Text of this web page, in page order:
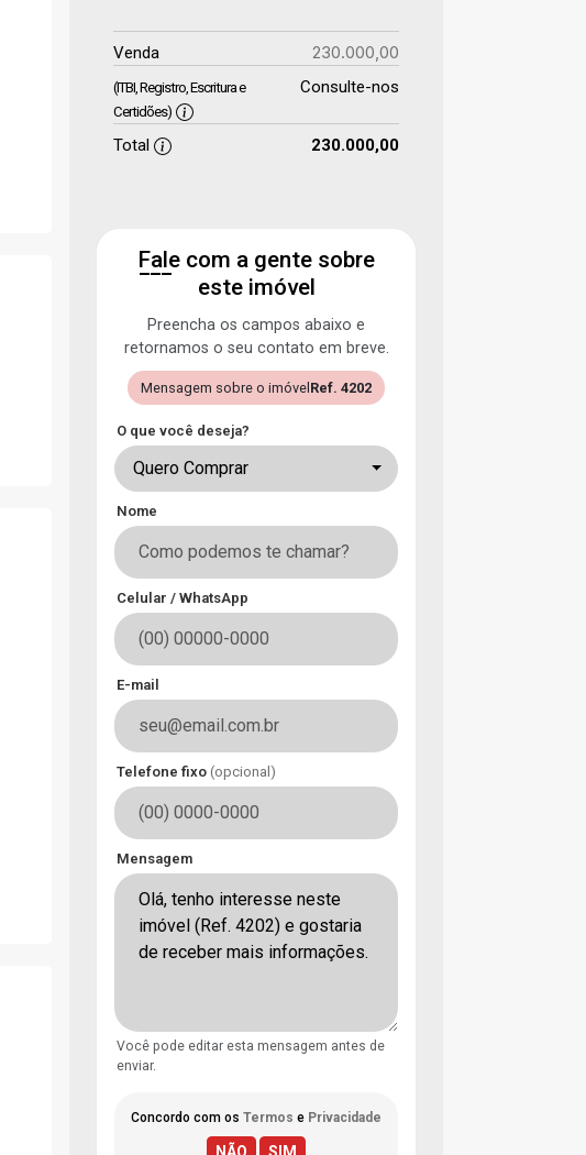
Venda 230.000,00
(ITBI, Registro, Escritura e
Certidões)
Consulte-nos
Total 230.000,00
Fale com a gente sobre
este imóvel
Preencha os campos abaixo e
retornamos o seu contato em breve.
Mensagem sobre o imóvel Ref. 4202
O que você deseja?
Quero Comprar
Nome
Celular / WhatsApp
E-mail
Telefone fixo (opcional)
Mensagem
Você pode editar esta mensagem antes de
enviar.
Concordo com os Termos e Privacidade